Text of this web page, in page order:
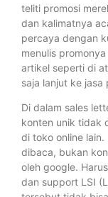
teliti promosi
dan kalimatnya
percaya dengan
menulis
artikel seperti di
saja lanjut ke
Di dalam sales
konten unik tidak
di toko online
dibaca, bukan
oleh google.
dan support LSI